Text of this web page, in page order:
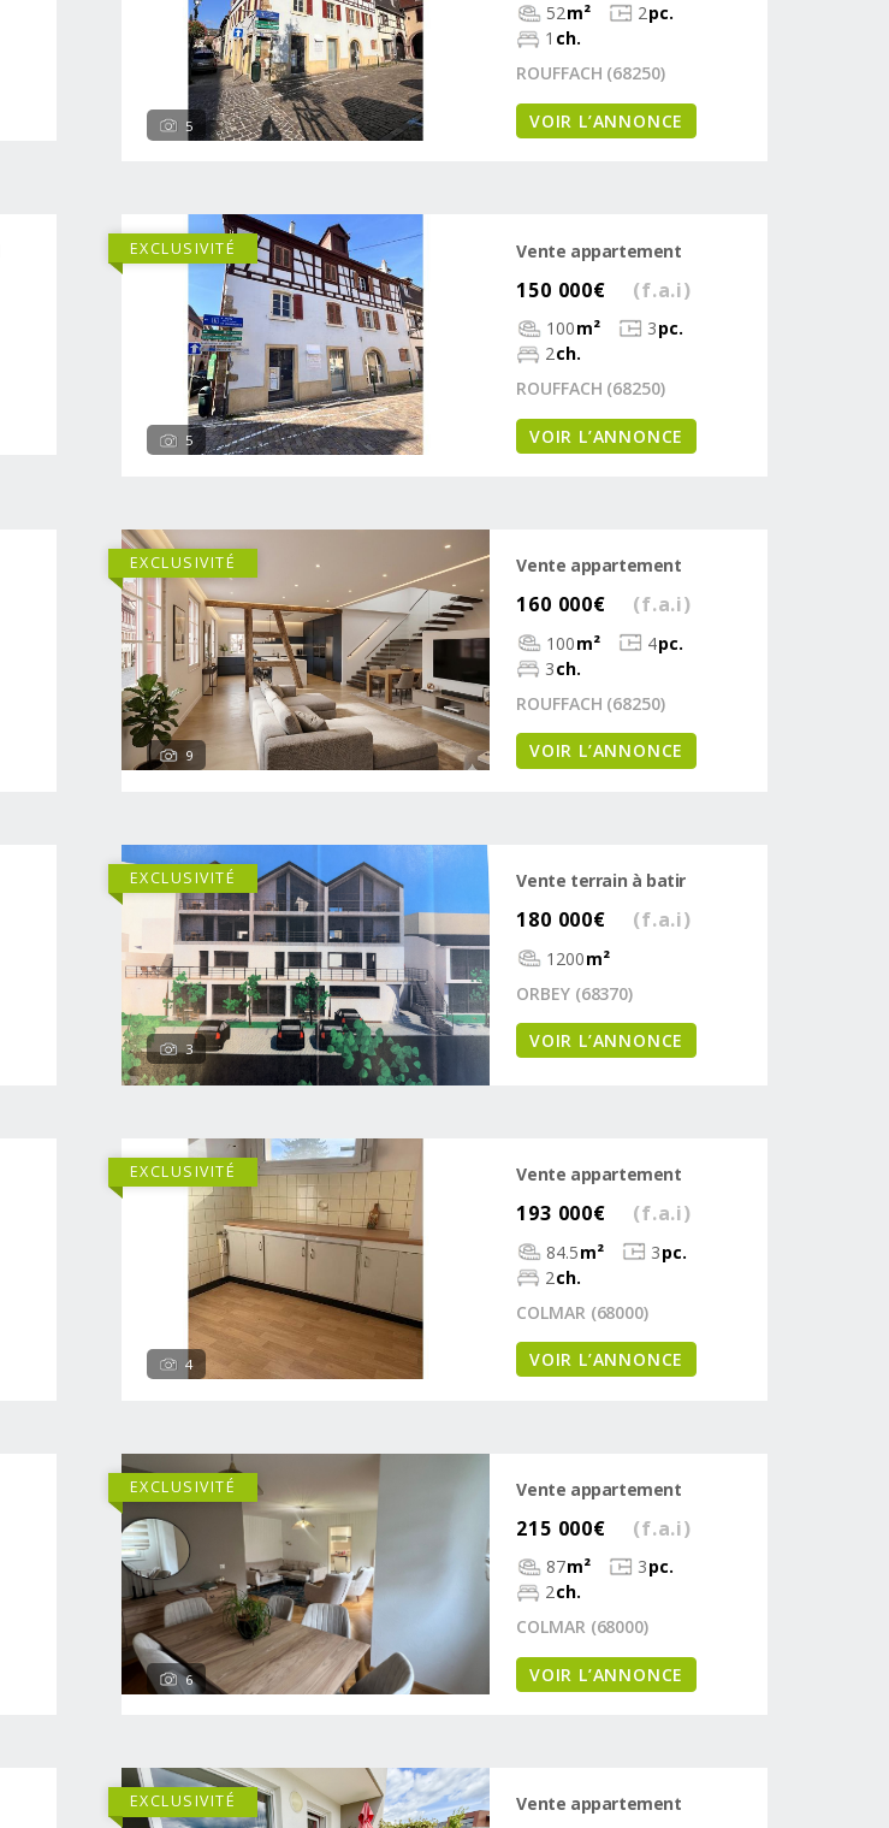
5
52m² 2pc.
1 ch.
ROUFFACH (68250)
VOIR L’ANNONCE
EXCLUSIVITÉ
5
Vente appartement
150 000€ (f.a.i)
100m² 3pc.
2ch.
ROUFFACH (68250)
VOIR L’ANNONCE
EXCLUSIVITÉ
9
Vente appartement
160 000€ (f.a.i)
100m² 4pc.
3ch.
ROUFFACH (68250)
VOIR L’ANNONCE
EXCLUSIVITÉ
3
Vente terrain à batir
180 000€ (f.a.i)
1200m²
ORBEY (68370)
VOIR L’ANNONCE
EXCLUSIVITÉ
4
Vente appartement
193 000€ (f.a.i)
84.5m² 3pc.
2ch.
COLMAR (68000)
VOIR L’ANNONCE
EXCLUSIVITÉ
6
Vente appartement
215 000€ (f.a.i)
87m² 3pc.
2ch.
COLMAR (68000)
VOIR L’ANNONCE
EXCLUSIVITÉ Vente appartement